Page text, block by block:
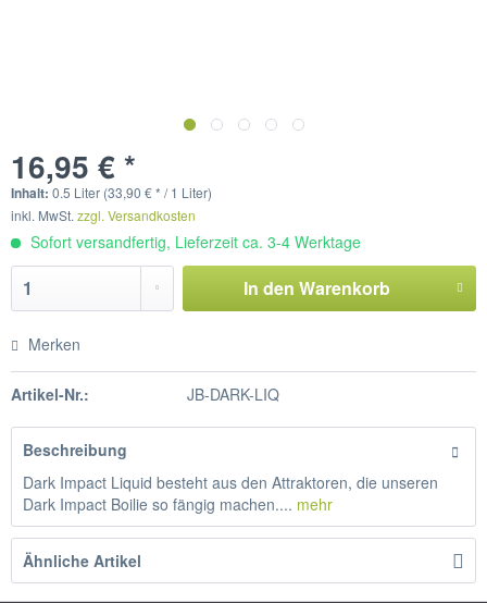
16,95 € *
Inhalt: 0.5 Liter (33,90 € * / 1 Liter)
inkl. MwSt. zzgl. Versandkosten
Sofort versandfertig, Lieferzeit ca. 3-4 Werktage
In den Warenkorb
Merken
Artikel-Nr.: JB-DARK-LIQ
Beschreibung
Dark Impact Liquid besteht aus den Attraktoren, die unseren
Dark Impact Boilie so fängig machen.... mehr
Ähnliche Artikel